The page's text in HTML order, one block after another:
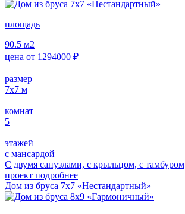
площадь
90.5 м2
цена от 1294000 ₽
размер
7x7 м
комнат
5
этажей
с мансардой
С двумя санузлами, с крыльцом, с тамбуром
проект подробнее
Дом из бруса 7х7 «Нестандартный»